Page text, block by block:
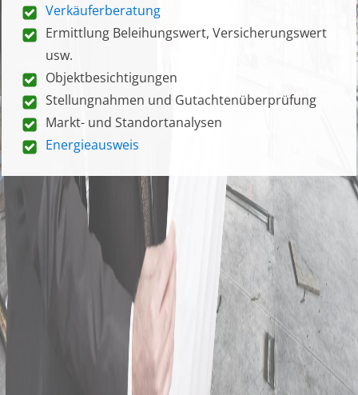
Verkäuferberatung
Ermittlung Beleihungswert, Versicherungswert
usw.
Objektbesichtigungen
Stellungnahmen und Gutachtenüberprüfung
Markt- und Standortanalysen
Energieausweis